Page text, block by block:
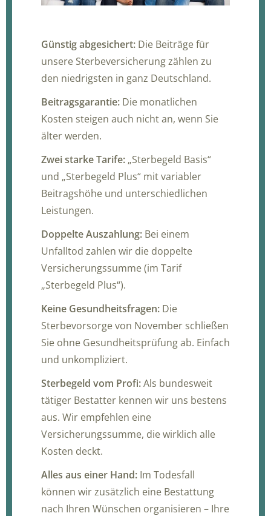
Günstig abgesichert: Die Beiträge für
unsere Sterbeversicherung zählen zu
den niedrigsten in ganz Deutschland.
Beitragsgarantie: Die monatlichen
Kosten steigen auch nicht an, wenn Sie
älter werden.
Zwei starke Tarife: „Sterbegeld Basis“
und „Sterbegeld Plus“ mit variabler
Beitragshöhe und unterschiedlichen
Leistungen.
Doppelte Auszahlung: Bei einem
Unfalltod zahlen wir die doppelte
Versicherungssumme (im Tarif
„Sterbegeld Plus“).
Keine Gesundheitsfragen: Die
Sterbevorsorge von November schließen
Sie ohne Gesundheitsprüfung ab. Einfach
und unkompliziert.
Sterbegeld vom Profi:Als bundesweit
tätiger Bestatter kennen wir uns bestens
aus. Wir empfehlen eine
Versicherungssumme, die wirklich alle
Kosten deckt.
Alles aus einer Hand: Im Todesfall
können wir zusätzlich eine Bestattung
nach Ihren Wünschen organisieren – Ihre